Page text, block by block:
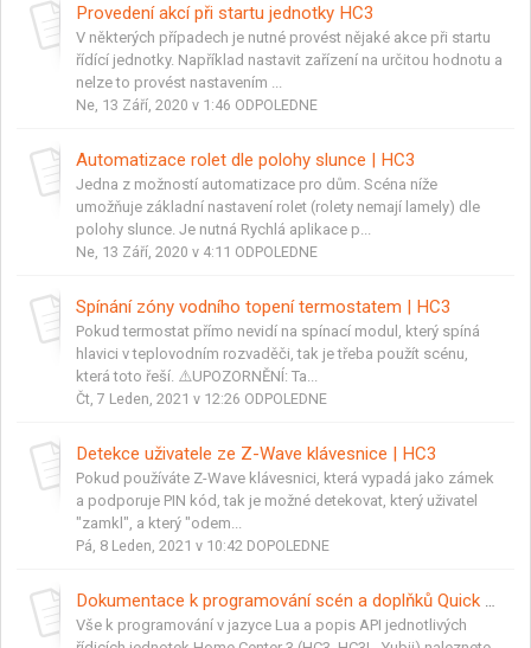
Provedení akcí při startu jednotky HC3
V některých případech je nutné provést nějaké akce při startu
řídící jednotky. Například nastavit zařízení na určitou hodnotu a
nelze to provést nastavením ...
Ne, 13 Září, 2020 v 1:46 ODPOLEDNE
Automatizace rolet dle polohy slunce | HC3
Jedna z možností automatizace pro dům. Scéna níže
umožňuje základní nastavení rolet (rolety nemají lamely) dle
polohy slunce. Je nutná Rychlá aplikace p...
Ne, 13 Září, 2020 v 4:11 ODPOLEDNE
Spínání zóny vodního topení termostatem | HC3
Pokud termostat přímo nevidí na spínací modul, který spíná
hlavici v teplovodním rozvaděči, tak je třeba použít scénu,
která toto řeší. ⚠️UPOZORNĚNÍ: Ta...
Čt, 7 Leden, 2021 v 12:26 ODPOLEDNE
Detekce uživatele ze Z-Wave klávesnice | HC3
Pokud používáte Z-Wave klávesnici, která vypadá jako zámek
a podporuje PIN kód, tak je možné detekovat, který uživatel
"zamkl", a který "odem...
Pá, 8 Leden, 2021 v 10:42 DOPOLEDNE
Vše k programování v jazyce Lua a popis API jednotlivých